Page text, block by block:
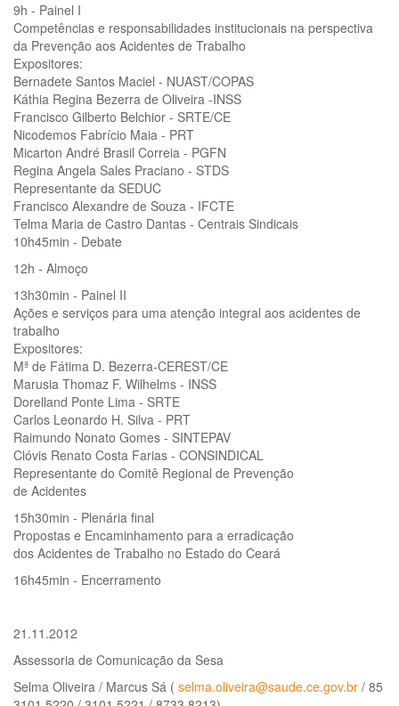
9h - Painel I
Competências e responsabilidades institucionais na perspectiva
da Prevenção aos Acidentes de Trabalho
Expositores:
Bernadete Santos Maciel - NUAST/COPAS
Káthia Regina Bezerra de Oliveira -INSS
Francisco Gilberto Belchior - SRTE/CE
Nicodemos Fabrício Maia - PRT
Micarton André Brasil Correia - PGFN
Regina Angela Sales Praciano - STDS
Representante da SEDUC
Francisco Alexandre de Souza - IFCTE
Telma Maria de Castro Dantas - Centrais Sindicais
10h45min - Debate
12h - Almoço
13h30min - Painel II
Ações e serviços para uma atenção integral aos acidentes de
trabalho
Expositores:
Mª de Fátima D. Bezerra-CEREST/CE
Marusia Thomaz F. Wilhelms - INSS
Dorelland Ponte Lima - SRTE
Carlos Leonardo H. Silva - PRT
Raimundo Nonato Gomes - SINTEPAV
Clóvis Renato Costa Farias - CONSINDICAL
Representante do Comitê Regional de Prevenção
de Acidentes
15h30min - Plenária final
Propostas e Encaminhamento para a erradicação
dos Acidentes de Trabalho no Estado do Ceará
16h45min - Encerramento
21.11.2012
Assessoria de Comunicação da Sesa
Selma Oliveira / Marcus Sá ( selma.oliveira@saude.ce.gov.br / 85